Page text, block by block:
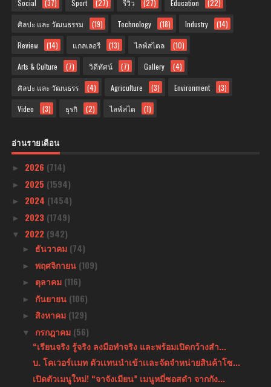
Social (37) Sport (27) รีวิว (27) Education (22)
ศิลปะ และ วัฒนธรรม (19) Technology (18) Industry (14)
Review (14) แกลเลอรี (13) ไลฟ์สไตล (10)
Arts & Culture (7) วิดีทัศน์ (7) Gallery (4)
ศิลปะ และ วัฒนธรร (4) Agriculture (3) Environment (3)
Video (3) ธุรกิ (2) ไลฟ์สไต (1)
อ่านรายเดือน
► 2026 (714)
► 2025 (1594)
► 2024 (1454)
► 2023 (1749)
▼ 2022 (942)
► ธันวาคม (74)
► พฤศจิกายน (109)
► ตุลาคม (116)
► กันยายน (106)
► สิงหาคม (129)
▼ กรกฎาคม (56)
“เรียนจริง รู้จริง ลงมือทำจริง และพร้อมเปิดกว้างสำ...
บ. โคเวอร์เเมท ตัวเเทนนำเข้าเเละจัดจำหน่ายสินค้าโซ...
เปิดตัวเมนูใหม่! “จาจังเมียน” เมนูหมี่ซอสดำ จากกัง...